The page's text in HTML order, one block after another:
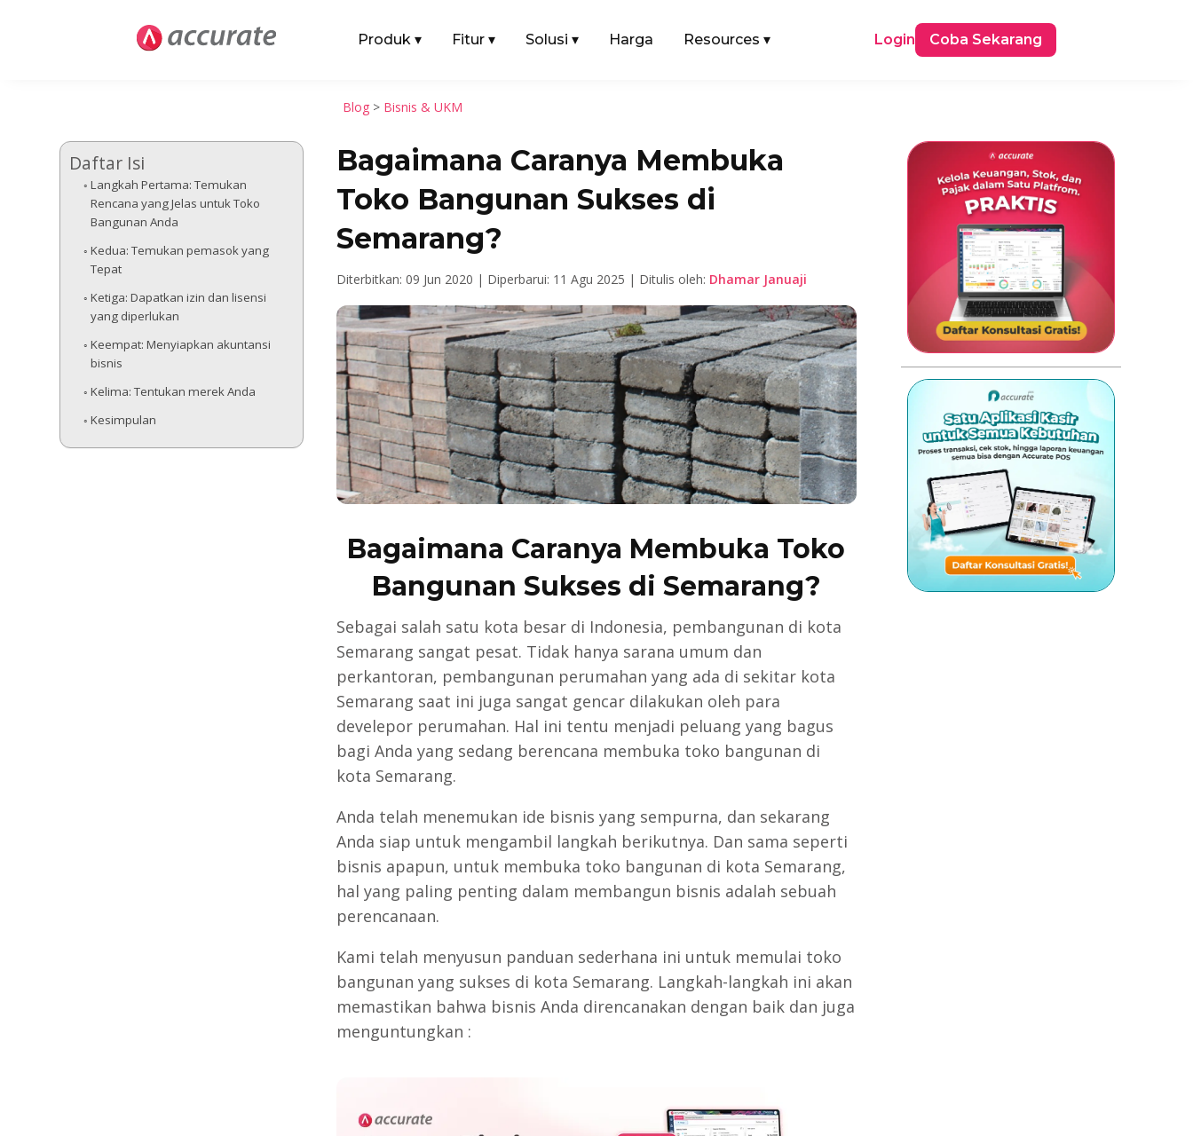
Produk ▾ Fitur ▾ Solusi ▾ Harga Resources ▾ Login Coba Sekarang
Blog > Bisnis & UKM
Daftar Isi
Langkah Pertama: Temukan
Rencana yang Jelas untuk Toko
Bangunan Anda
Kedua: Temukan pemasok yang
Tepat
Ketiga: Dapatkan izin dan lisensi
yang diperlukan
Keempat: Menyiapkan akuntansi
bisnis
Kelima: Tentukan merek Anda
Kesimpulan
Bagaimana Caranya Membuka
Toko Bangunan Sukses di
Semarang?
Diterbitkan: 09 Jun 2020 | Diperbarui: 11 Agu 2025 | Ditulis oleh: Dhamar Januaji
Bagaimana Caranya Membuka Toko
Bangunan Sukses di Semarang?
Sebagai salah satu kota besar di Indonesia, pembangunan di kota
Semarang sangat pesat. Tidak hanya sarana umum dan
perkantoran, pembangunan perumahan yang ada di sekitar kota
Semarang saat ini juga sangat gencar dilakukan oleh para
develepor perumahan. Hal ini tentu menjadi peluang yang bagus
bagi Anda yang sedang berencana membuka toko bangunan di
kota Semarang.
Anda telah menemukan ide bisnis yang sempurna, dan sekarang
Anda siap untuk mengambil langkah berikutnya. Dan sama seperti
bisnis apapun, untuk membuka toko bangunan di kota Semarang,
hal yang paling penting dalam membangun bisnis adalah sebuah
perencanaan.
Kami telah menyusun panduan sederhana ini untuk memulai toko
bangunan yang sukses di kota Semarang. Langkah-langkah ini akan
memastikan bahwa bisnis Anda direncanakan dengan baik dan juga
menguntungkan :